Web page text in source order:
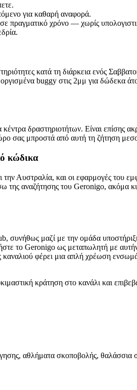
για καθαρή αναφορά.
πραγματικό χρόνο — χωρίς
κατά τη διάρκεια ενός
buggy στις 2μμ για δώδεκα
δραστηριοτήτων. Είναι επίσης
μπροστά από αυτή τη ζήτηση
κώδικα
Αυστραλία, και οι εφαρμογές του
της αναζήτησης του Geronigo, ακόμα
μαζί με την ομάδα
το Geronigo ως μεταπωλητή με
καναλιού φέρει μια απλή χρέωση
κράτηση στο κανάλι και
αθλήματα σκοποβολής,